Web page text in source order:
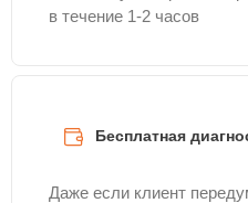
в течение 1-2 часов
Бесплатная
Даже если клиент